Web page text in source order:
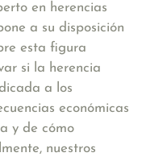
en herencias
a su disposición
esta figura
si la herencia
a los
económicas
y de cómo
nuestros